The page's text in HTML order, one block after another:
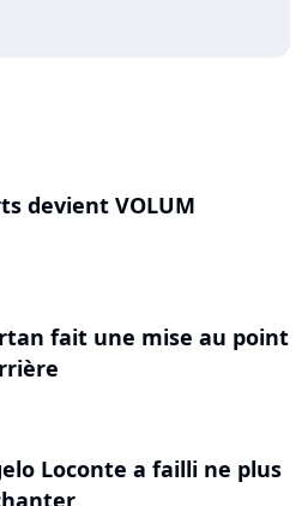
devient VOLUM
fait une mise au point
Loconte a failli ne plus